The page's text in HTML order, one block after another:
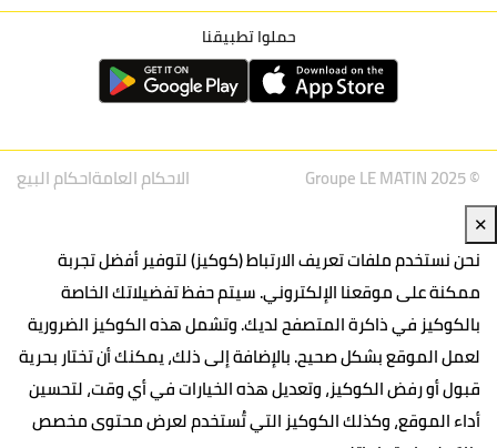
حملوا تطبيقنا
© Groupe LE MATIN 2025 الاحكام العامةاحكام البيع
✕
نحن نستخدم ملفات تعريف الارتباط (كوكيز) لتوفير أفضل تجربة
ممكنة على موقعنا الإلكتروني. سيتم حفظ تفضيلاتك الخاصة
بالكوكيز في ذاكرة المتصفح لديك. وتشمل هذه الكوكيز الضرورية
لعمل الموقع بشكل صحيح. بالإضافة إلى ذلك، يمكنك أن تختار بحرية
قبول أو رفض الكوكيز، وتعديل هذه الخيارات في أي وقت، لتحسين
أداء الموقع، وكذلك الكوكيز التي تُستخدم لعرض محتوى مخصص